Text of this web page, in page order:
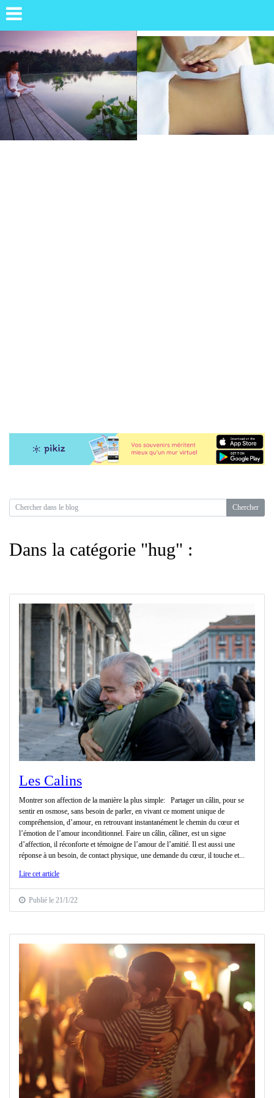
Dans la catégorie "hug" :
Les Calins
Montrer son affection de la manière la plus simple: Partager un câlin, pour se
sentir en osmose, sans besoin de parler, en vivant ce moment unique de
compréhension, d’amour, en retrouvant instantanément le chemin du cœur et
l’émotion de l’amour inconditionnel. Faire un câlin, câliner, est un signe
d’affection, il réconforte et témoigne de l’amour de l’amitié. Il est aussi une
réponse à un besoin, de contact physique, une demande du cœur, il touche et...
Lire cet article
Publié le 21/1/22